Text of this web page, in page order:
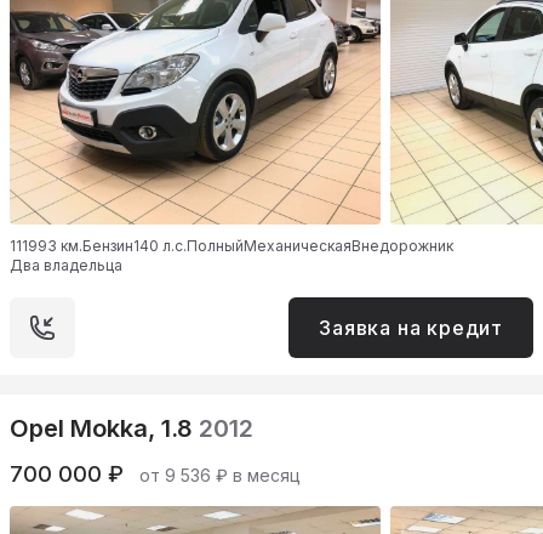
111993 км.Бензин140 л.с.ПолныйМеханическаяВнедорожник
Два владельца
Заявка на кредит
Opel Mokka, 1.8 2012
700 000 ₽ от 9 536 ₽ в месяц